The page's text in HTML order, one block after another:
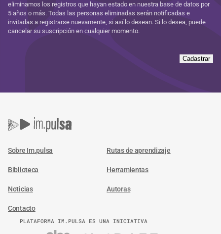
eliminamos los registros que hayan estado en nuestra base de datos por
5 años o más. Todas las personas eliminadas serán notificadas e
invitadas a registrarse nuevamente, si así lo desean. Si lo desea, puede
cancelar su suscripción en cualquier momento.
Cadastrar
Sobre Im.pulsa Rutas de aprendizaje
Biblioteca Herramientas
Noticias Autoras
Contacto
PLATAFORMA IM.PULSA ES UNA INICIATIVA